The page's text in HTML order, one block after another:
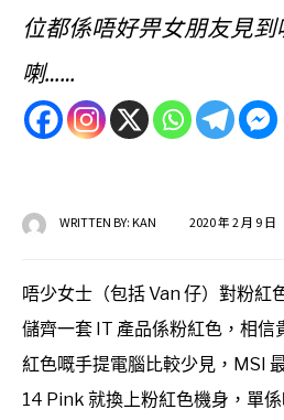
位都係唔好畀女朋友見到
喇……
WRITTEN BY:KAN 2020 年 2 月 9 日
唔少女士（包括 Van 仔）對粉紅
儲齊一套 IT 產品係粉紅色，相信
紅色嘅手提電腦比較少見，MSI
14 Pink 就換上粉紅色機身，單